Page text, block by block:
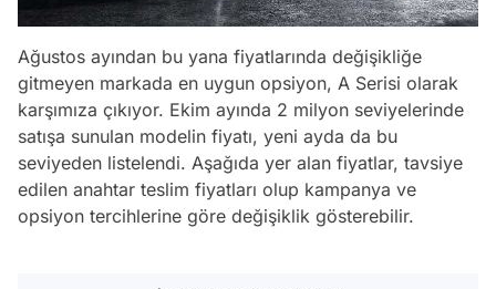
Ağustos ayından bu yana fiyatlarında değişikliğe
gitmeyen markada en uygun opsiyon, A Serisi olarak
karşımıza çıkıyor. Ekim ayında 2 milyon seviyelerinde
satışa sunulan modelin fiyatı, yeni ayda da bu
seviyeden listelendi. Aşağıda yer alan fiyatlar, tavsiye
edilen anahtar teslim fiyatları olup kampanya ve
opsiyon tercihlerine göre değişiklik gösterebilir.